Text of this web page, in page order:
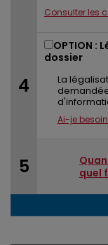
Consulter les
OPTION :
dossier
La
Ai-je
quel